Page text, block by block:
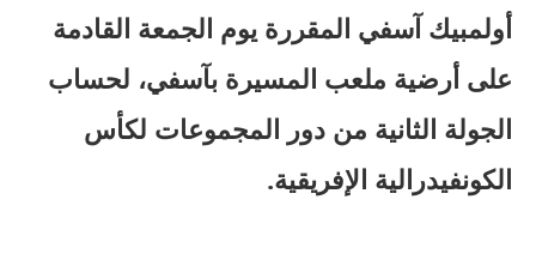
أولمبيك آسفي المقررة يوم الجمعة القادمة
على أرضية ملعب المسيرة بآسفي، لحساب
الجولة الثانية من دور المجموعات لكأس
الكونفيدرالية الإفريقية.